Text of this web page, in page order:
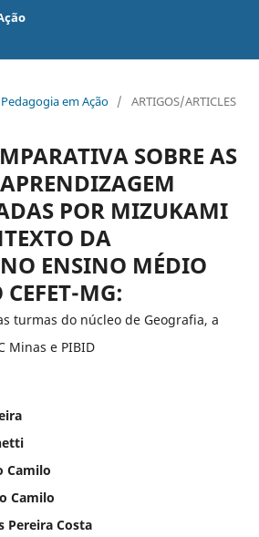
em Ação / ARTIGOS/ARTICLES
SOBRE AS
POR MIZUKAMI
DA
ENSINO MÉDIO
MG:
turmas do núcleo de Geografia, a
Minas e PIBID
Camilo
Camilo
Pereira Costa